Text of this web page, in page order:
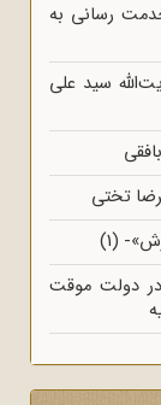
رسانی به
سید علی
(1)
در دولت موقت